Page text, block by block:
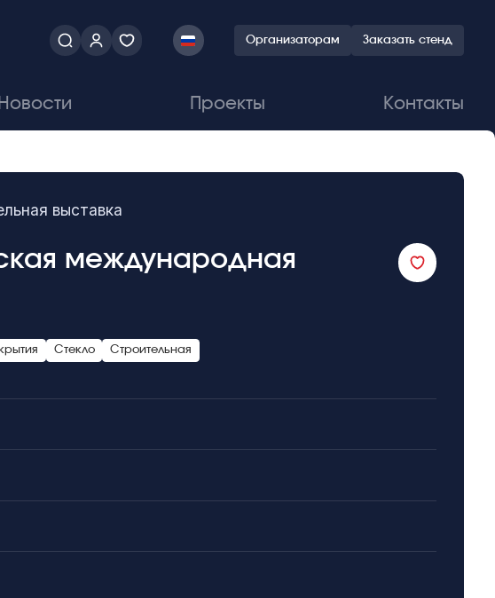
Организаторам Заказать стенд
Новости Проекты Контакты
выставка
международная
Стекло Строительная